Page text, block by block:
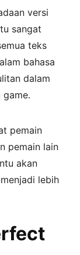
versi
sangat
teks
bahasa
dalam
pemain
pemain lain
akan
lebih